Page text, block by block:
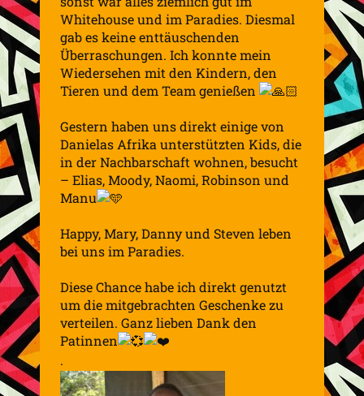
Whitehouse und im Paradies. Diesmal
gab es keine enttäuschenden
Überraschungen. Ich konnte mein
Wiedersehen mit den Kindern, den
Tieren und dem Team genießen
Gestern haben uns direkt einige von
Danielas Afrika unterstützten Kids, die
in der Nachbarschaft wohnen, besucht
– Elias, Moody, Naomi, Robinson und
Manu
Happy, Mary, Danny und Steven leben
bei uns im Paradies.
Diese Chance habe ich direkt genutzt
um die mitgebrachten Geschenke zu
verteilen. Ganz lieben Dank den
Patinnen
.